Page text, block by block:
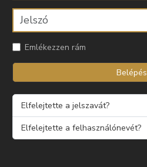
Emlékezzen rám
Belépés
Elfelejtette a jelszavát?
Elfelejtette a felhasználónevét?